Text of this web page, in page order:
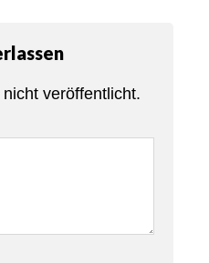
veröffentlicht.